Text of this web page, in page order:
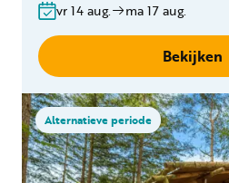
binnen 24
Geen
vr 14 aug. ma 17 aug.
Bekijken
Alternatieve periode